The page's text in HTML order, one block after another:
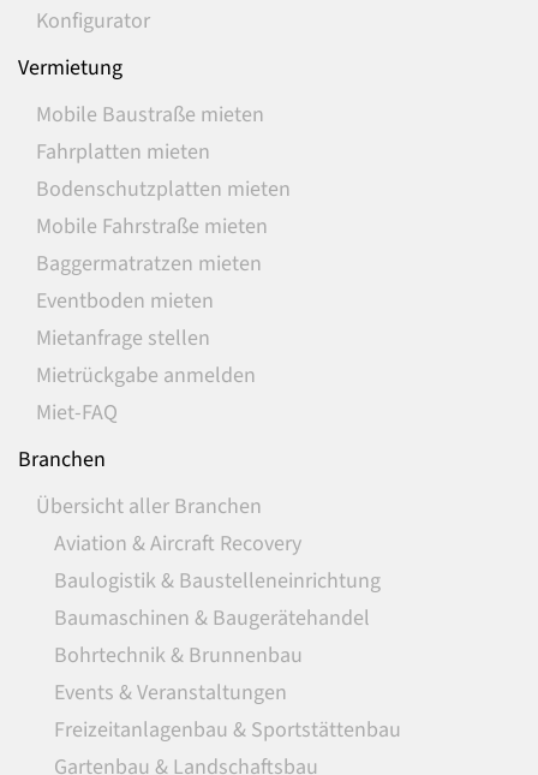
Konfigurator
Vermietung
Mobile Baustraße mieten
Fahrplatten mieten
Bodenschutzplatten mieten
Mobile Fahrstraße mieten
Baggermatratzen mieten
Eventboden mieten
Mietanfrage stellen
Mietrückgabe anmelden
Miet-FAQ
Branchen
Übersicht aller Branchen
Aviation & Aircraft Recovery
Baulogistik & Baustelleneinrichtung
Baumaschinen & Baugerätehandel
Bohrtechnik & Brunnenbau
Events & Veranstaltungen
Freizeitanlagenbau & Sportstättenbau
Gartenbau & Landschaftsbau